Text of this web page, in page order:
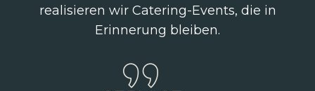
realisieren wir Catering-Events, die in
Erinnerung bleiben.